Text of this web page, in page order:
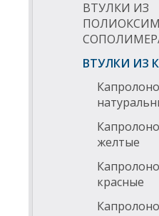
ВТУЛКИ ИЗ
ВТУЛКИ ИЗ
желтые
красные